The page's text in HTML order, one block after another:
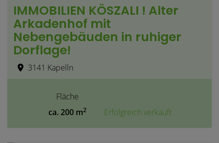
IMMOBILIEN KÖSZALI ! Alter
Arkadenhof mit
Nebengebäuden in ruhiger
Dorflage!
3141 Kapelln
Fläche
ca. 200 m2 Erfolgreich verkauft